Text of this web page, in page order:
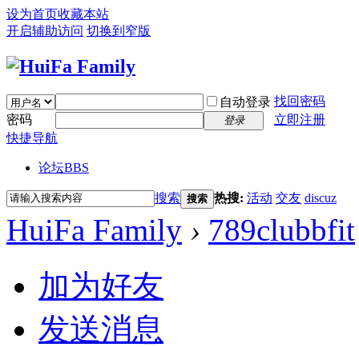
设为首页收藏本站
开启辅助访问 切换到窄版
自动登录 找回密码
密码
登录
立即注册
快捷导航
论坛BBS
搜索 搜索 热搜: 活动 交友 discuz
HuiFa Family › 789clubbfit
加为好友
发送消息